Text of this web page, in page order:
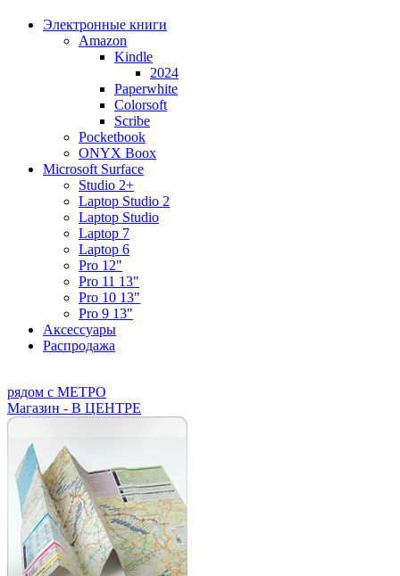
Электронные книги
Amazon
Kindle
2024
Paperwhite
Colorsoft
Scribe
Pocketbook
ONYX Boox
Microsoft Surface
Studio 2+
Laptop Studio 2
Laptop Studio
Laptop 7
Laptop 6
Pro 12"
Pro 11 13"
Pro 10 13"
Pro 9 13"
Аксессуары
Распродажа
рядом с МЕТРО
Магазин - В ЦЕНТРЕ